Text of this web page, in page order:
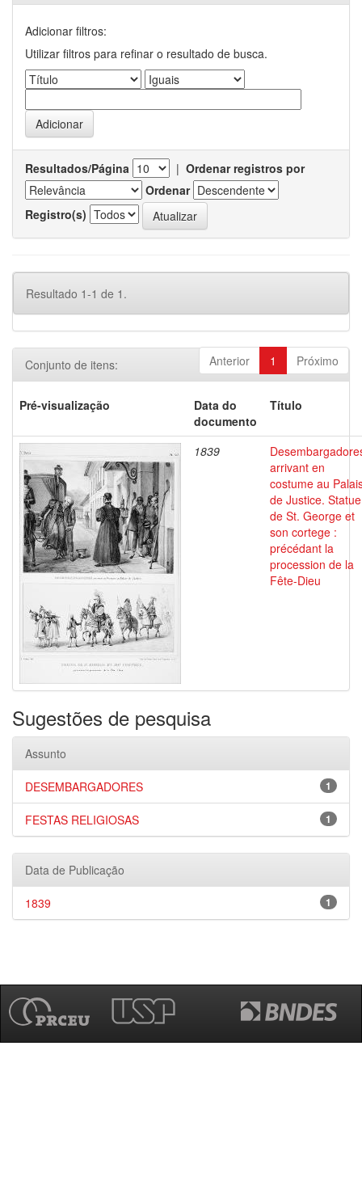
Adicionar filtros:
Utilizar filtros para refinar o resultado de busca.
Resultados/Página | Ordenar registros por
Ordenar
Registro(s)
Resultado 1-1 de 1.
Anterior 1 Próximo
Conjunto de itens:
Pré-visualização
Data do
documento
Título
1839
arrivant en
costume au
de Justice. Statue
de St. George et
son cortege :
précédant la
procession de la
Fête-Dieu
Sugestões de pesquisa
Assunto
1
DESEMBARGADORES
1
FESTAS RELIGIOSAS
Data de Publicação
1
1839